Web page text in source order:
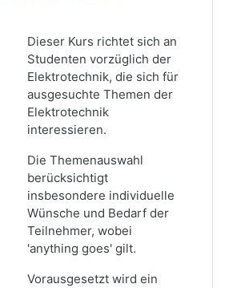
Dieser Kurs richtet sich an
Studenten vorzüglich der
Elektrotechnik, die sich für
ausgesuchte Themen der
Elektrotechnik
interessieren.
Die Themenauswahl
berücksichtigt
insbesondere individuelle
Wünsche und Bedarf der
Teilnehmer, wobei
'anything goes' gilt.
Vorausgesetzt wird ein